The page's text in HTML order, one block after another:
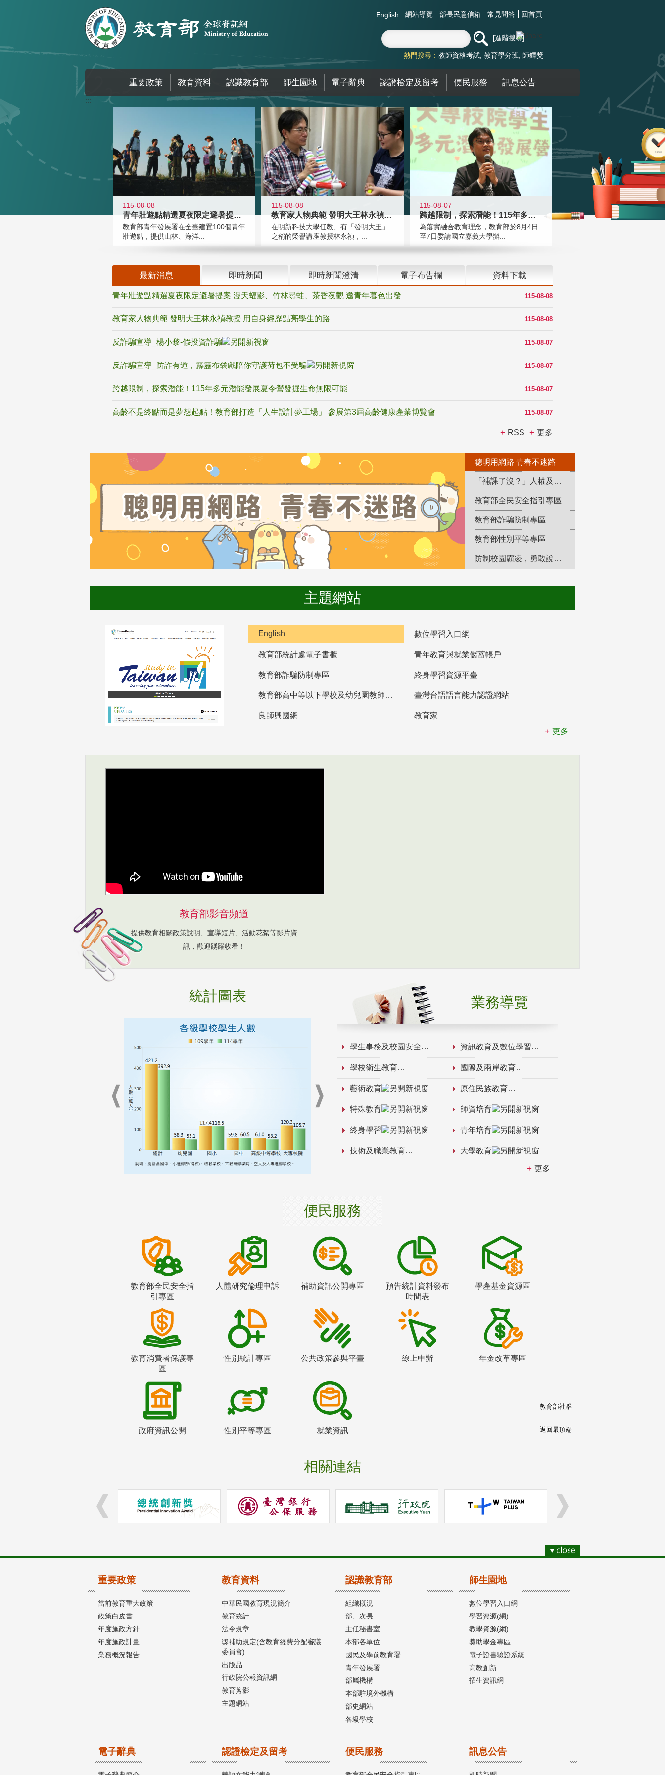
::: English 網站導覽 部長民意信箱 常見問答 回首頁
進階搜尋
熱門搜尋： 教師資格考試 教育學分班 師鐸獎
重要政策 教育資料 認識教育部 師生園地 電子辭典 認證檢定及留考 便民服務 訊息公告
:::
115-08-08
青年壯遊點精選夏夜限定避暑提案 漫
教育部青年發展署在全臺建置100個青年
壯遊點，提供山林、海洋...
115-08-08
教育家人物典範 發明大王林永禎教授
在明新科技大學任教、有「發明大王」
之稱的榮譽講座教授林永禎，...
115-08-07
跨越限制，探索潛能！115年多元潛
為落實融合教育理念，教育部於8月4日
至7日委請國立嘉義大學辦...
最新消息 即時新聞 即時新聞澄清 電子布告欄 資料下載
115-08-08
青年壯遊點精選夏夜限定避暑提案 漫天蝠影、竹林尋蛙、茶香夜觀 邀青年暮色出發
115-08-08
教育家人物典範 發明大王林永禎教授 用自身經歷點亮學生的路
115-08-07
反詐騙宣導_楊小黎-假投資詐騙
115-08-07
反詐騙宣導_防詐有道，霹靂布袋戲陪你守護荷包不受騙
115-08-07
跨越限制，探索潛能！115年多元潛能發展夏令營發掘生命無限可能
115-08-07
高齡不是終點而是夢想起點！教育部打造「人生設計夢工場」 參展第3屆高齡健康產業博覽會
RSS 更多
聰明用網路 青春不迷路
「補課了沒？」人權及轉型正義教育專區
教育部全民安全指引專區
教育部詐騙防制專區
教育部性別平等專區
防制校園霸凌，勇敢說出來！
主題網站
English 數位學習入口網
教育部統計處電子書櫃 青年教育與就業儲蓄帳戶
教育部詐騙防制專區 終身學習資源平臺
教育部高中等以下學校及幼兒園教師資格檢定考試 臺灣台語語言能力認證網站
良師興國網
教育家
更多
教育部影音頻道
提供教育相關政策說明、宣導短片、活動花絮等影片資
訊，歡迎踴躍收看！
統計圖表 業務導覽
學生事務及校園安全 資訊教育及數位學習
學校衛生教育 國際及兩岸教育
藝術教育 原住民族教育
特殊教育 師資培育
終身學習 青年培育
技術及職業教育 大學教育
更多
便民服務
教育部全民安全指
引專區
人體研究倫理申訴 補助資訊公開專區
預告統計資料發布
時間表
學產基金資源區
教育消費者保護專
區
性別統計專區 公共政策參與平臺 線上申辦 年金改革專區
政府資訊公開 性別平等專區 就業資訊
相關連結
教育部社群
返回最頂端
重要政策
當前教育重大政策
政策白皮書
年度施政方針
年度施政計畫
業務概況報告
教育資料
中華民國教育現況簡介
教育統計
法令規章
獎補助規定(含教育經費分配審議
委員會)
出版品
行政院公報資訊網
教育剪影
主題網站
認識教育部
組織概況
部、次長
主任秘書室
本部各單位
國民及學前教育署
青年發展署
部屬機構
本部駐境外機構
部史網站
各級學校
師生園地
數位學習入口網
學習資源(網)
教學資源(網)
獎助學金專區
電子證書驗證系統
高教創新
招生資訊網
電子辭典 認證檢定及留考 便民服務 訊息公告